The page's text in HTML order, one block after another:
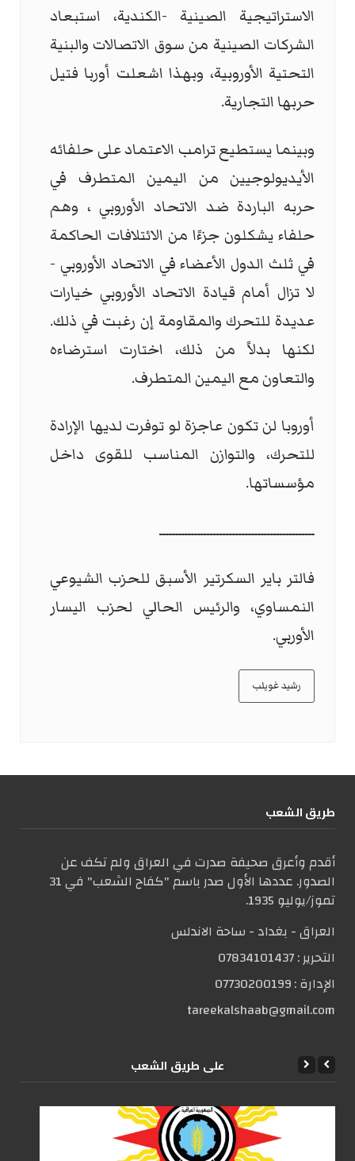
الاستراتيجية الصينية -الكندية، استبعاد
الشركات الصينية من سوق الاتصالات والبنية
التحتية الأوروبية، وبهذا اشعلت أوربا فتيل
حربها التجارية.
وبينما يستطيع ترامب الاعتماد على حلفائه
الأيديولوجيين من اليمين المتطرف في
حربه الباردة ضد الاتحاد الأوروبي ، وهم
حلفاء يشكلون جزءًا من الائتلافات الحاكمة
في ثلث الدول الأعضاء في الاتحاد الأوروبي -
لا تزال أمام قيادة الاتحاد الأوروبي خيارات
عديدة للتحرك والمقاومة إن رغبت في ذلك.
لكنها بدلاً من ذلك، اختارت استرضاءه
والتعاون مع اليمين المتطرف.
أوروبا لن تكون عاجزة لو توفرت لديها الإرادة
للتحرك، والتوازن المناسب للقوى داخل
مؤسساتها.
ـــــــــــــــــــــــــــــــــــــــــــــــــ
فالتر باير السكرتير الأسبق للحزب الشيوعي
النمساوي، والرئيس الحالي لحزب اليسار
الأوربي.
رشيد غويلب
طریق الشعب
أقدم وأعرق صحيفة صدرت في العراق ولم تكف عن
الصدور. عددها الأول صدر باسم "كفاح الشعب" في 31
تموز/يوليو 1935.
العراق - بغداد - ساحة الاندلس
التحریر :07834101437
الإدارة :07730200199
tareekalshaab@gmail.com
علی طریق الشعب